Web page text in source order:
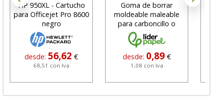
HP 950XL - Cartucho
para Officejet Pro 8600
negro
desde: 56,62 €
68,51 con Iva
Goma de borrar
moldeable maleable
para carboncillo o
grafito
desde: 0,89 €
1,08 con Iva